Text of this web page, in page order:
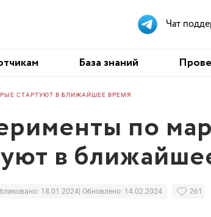
Чат
База знаний
СТАРТУЮТ В БЛИЖАЙШЕЕ ВРЕМЯ
по
в
18.01.2024 | Обновлено: 14.02.2024 261